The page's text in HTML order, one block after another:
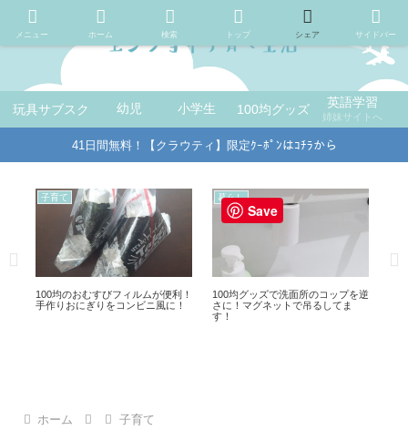
玩具サブスク 幼児 小学生 100均グッズ 英語学習
姉妹サイトへ
41日間無料！【クラウティ】限定ｸｰﾎﾟﾝはｺﾁﾗから
のコップを逆
るしてま
暮らし
ペットボトルに取付！100均キャン
ドゥの結露取りワイパーをご紹
暮らし
100均ダイソーで自転車の鍵を
てみました！
ホーム 子育て
メニュー ホーム 検索 トップ シェア サイドバー
Save